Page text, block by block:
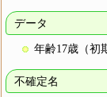
データ
年齢17歳（初
不確定名